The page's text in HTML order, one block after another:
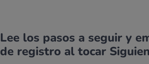
Lee los pasos a seguir y
de registro al tocar